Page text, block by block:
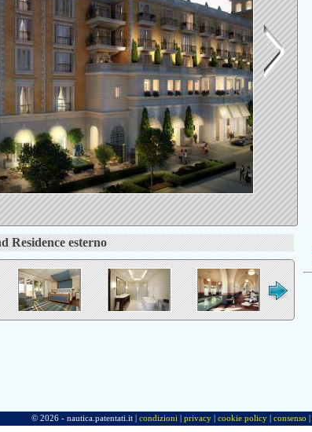
Residence esterno
© 2026 - nautica.patentati.it | condizioni | privacy | cookie policy | consenso |